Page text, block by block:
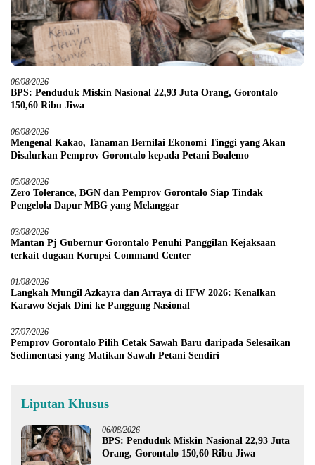
06/08/2026
BPS: Penduduk Miskin Nasional 22,93 Juta Orang, Gorontalo
150,60 Ribu Jiwa
06/08/2026
Mengenal Kakao, Tanaman Bernilai Ekonomi Tinggi yang Akan
Disalurkan Pemprov Gorontalo kepada Petani Boalemo
05/08/2026
Zero Tolerance, BGN dan Pemprov Gorontalo Siap Tindak
Pengelola Dapur MBG yang Melanggar
03/08/2026
Mantan Pj Gubernur Gorontalo Penuhi Panggilan Kejaksaan
terkait dugaan Korupsi Command Center
01/08/2026
Langkah Mungil Azkayra dan Arraya di IFW 2026: Kenalkan
Karawo Sejak Dini ke Panggung Nasional
27/07/2026
Pemprov Gorontalo Pilih Cetak Sawah Baru daripada Selesaikan
Sedimentasi yang Matikan Sawah Petani Sendiri
Liputan Khusus
06/08/2026
BPS: Penduduk Miskin Nasional 22,93 Juta
Orang, Gorontalo 150,60 Ribu Jiwa